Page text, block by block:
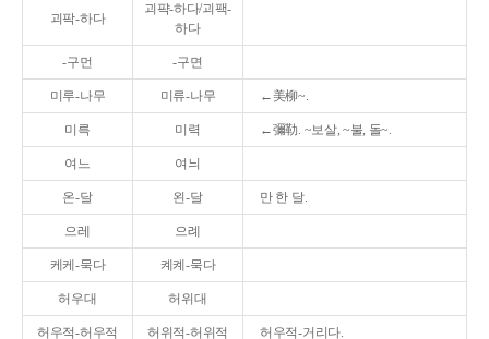
괴팍-하다
괴퍅-하다/괴팩-
하다
-구먼 -구면
미루-나무 미류-나무 ←美柳~.
미륵 미력 ←彌勒. ~보살, ~불, 돌~.
여느 여늬
온-달 왼-달 만 한 달.
으레 으례
케케-묵다 켸켸-묵다
허우대 허위대
허우적-허우적 허위적-허위적 허우적-거리다.